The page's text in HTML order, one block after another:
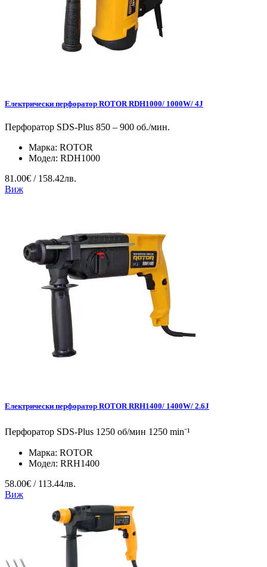
Електрически перфоратор ROTOR RDH1000/ 1000W/ 4J
Перфоратор SDS-Plus 850 – 900 об./мин.
Марка: ROTOR
Модел: RDH1000
81.00€ / 158.42лв.
Виж
Електрически перфоратор ROTOR RRH1400/ 1400W/ 2.6J
Перфоратор SDS-Plus 1250 об/мин 1250 min⁻¹
Марка: ROTOR
Модел: RRH1400
58.00€ / 113.44лв.
Виж